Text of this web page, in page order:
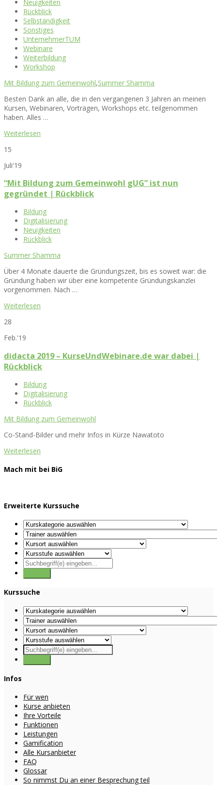
Neuigkeiten
Rückblick
Selbständigkeit
Sonstiges
UnternehmerTUM
Webinare
Weiterbildung
Workshop
Mit Bildung zum Gemeinwohl,Summer Shamma
Besten Dank an alle, die in den vergangenen 3 Jahren an meinen
Kursen, Webinaren, Vorträgen, Workshops etc. teilgenommen
haben. Alles …
Weiterlesen
15
Juli'19
“Mit Bildung zum Gemeinwohl gUG” ist nun
gegründet | Rückblick
Bildung
Digitalisierung
Neuigkeiten
Rückblick
Summer Shamma
Über 4 Monate dauerte die Gründungszeit, bis es soweit war: die
Gründung haben wir über eine kompetente Gründungskanzlei
vorgenommen. Nach …
Weiterlesen
28
Feb.'19
didacta 2019 – KurseUndWebinare.de war dabei |
Rückblick
Bildung
Digitalisierung
Rückblick
Mit Bildung zum Gemeinwohl
Co-Stand-Bilder und mehr Infos in Kürze Nawatoto
Weiterlesen
Mach mit bei BiG
Erweiterte Kurssuche
Kurssuche
Infos
Für wen
Kurse anbieten
Ihre Vorteile
Funktionen
Leistungen
Gamification
Alle Kursanbieter
FAQ
Glossar
So nimmst Du an einer Besprechung teil